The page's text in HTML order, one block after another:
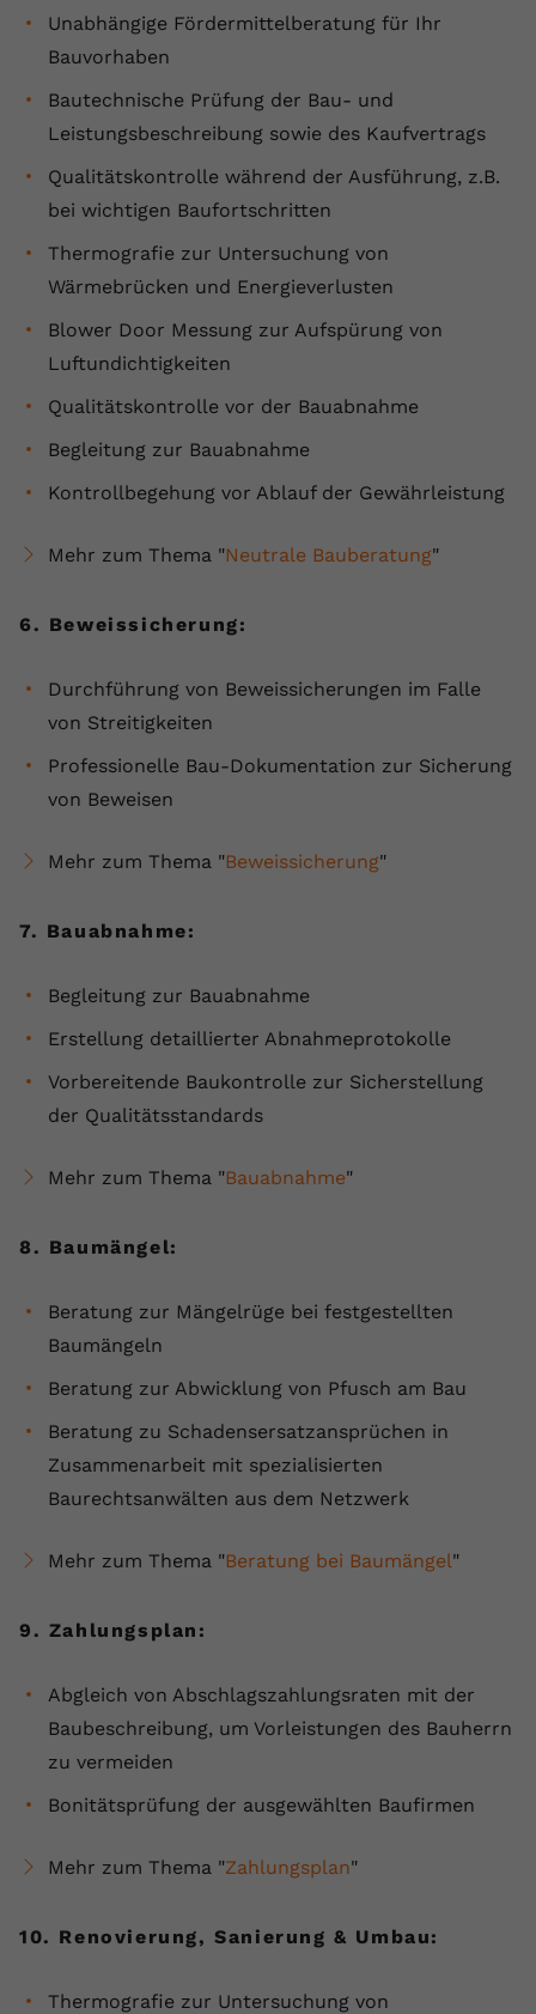
Unabhängige Fördermittelberatung für Ihr
Bauvorhaben
Bautechnische Prüfung der Bau- und
Leistungsbeschreibung sowie des Kaufvertrags
Qualitätskontrolle während der Ausführung, z.B.
bei wichtigen Baufortschritten
Thermografie zur Untersuchung von
Wärmebrücken und Energieverlusten
Blower Door Messung zur Aufspürung von
Luftundichtigkeiten
Qualitätskontrolle vor der Bauabnahme
Begleitung zur Bauabnahme
Kontrollbegehung vor Ablauf der Gewährleistung
Mehr zum Thema "Neutrale Bauberatung"
6. Beweissicherung:
Durchführung von Beweissicherungen im Falle
von Streitigkeiten
Professionelle Bau-Dokumentation zur Sicherung
von Beweisen
Mehr zum Thema "Beweissicherung"
7. Bauabnahme:
Begleitung zur Bauabnahme
Erstellung detaillierter Abnahmeprotokolle
Vorbereitende Baukontrolle zur Sicherstellung
der Qualitätsstandards
Mehr zum Thema "Bauabnahme"
8. Baumängel:
Beratung zur Mängelrüge bei festgestellten
Baumängeln
Beratung zur Abwicklung von Pfusch am Bau
Beratung zu Schadensersatzansprüchen in
Zusammenarbeit mit spezialisierten
Baurechtsanwälten aus dem Netzwerk
Mehr zum Thema "Beratung bei Baumängel"
9. Zahlungsplan:
Abgleich von Abschlagszahlungsraten mit der
Baubeschreibung, um Vorleistungen des Bauherrn
zu vermeiden
Bonitätsprüfung der ausgewählten Baufirmen
Mehr zum Thema "Zahlungsplan"
10. Renovierung, Sanierung & Umbau:
Thermografie zur Untersuchung von